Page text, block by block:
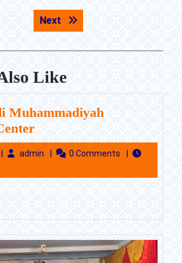
post:
Next Next post:
Like
Muhammadiyah
Idul
Adha
di
Muhammadiyah
Education
Center
22/07/2022
admin admin0 Comments